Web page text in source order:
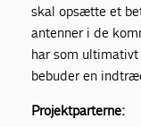
skal opsætte et
antenner i de
har som
bebuder en
Projektparterne: